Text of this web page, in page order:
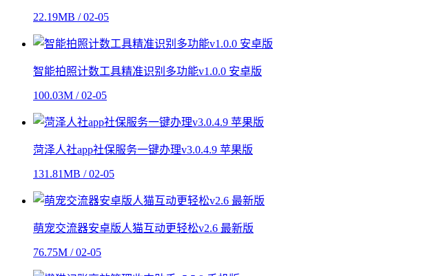
22.19MB / 02-05
智能拍照计数工具精准识别多功能v1.0.0 安卓版
100.03M / 02-05
菏泽人社app社保服务一键办理v3.0.4.9 苹果版
131.81MB / 02-05
萌宠交流器安卓版人猫互动更轻松v2.6 最新版
76.75M / 02-05